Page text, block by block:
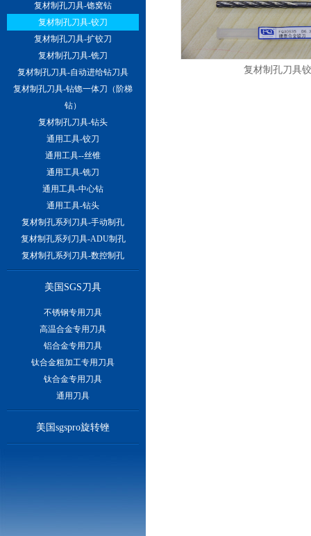
复材制孔刀具-锪窝钻
复材制孔刀具-铰刀
复材制孔刀具-扩铰刀
复材制孔刀具-铣刀
复材制孔刀具-自动进给钻刀具
复材制孔刀具-钻锪一体刀（阶梯
钻）
复材制孔刀具-钻头
通用工具-铰刀
通用工具--丝锥
通用工具-铣刀
通用工具-中心钻
通用工具-钻头
复材制孔系列刀具-手动制孔
复材制孔系列刀具-ADU制孔
复材制孔系列刀具-数控制孔
美国SGS刀具
不锈钢专用刀具
高温合金专用刀具
铝合金专用刀具
钛合金粗加工专用刀具
钛合金专用刀具
通用刀具
美国sgspro旋转锉
复材制孔刀具